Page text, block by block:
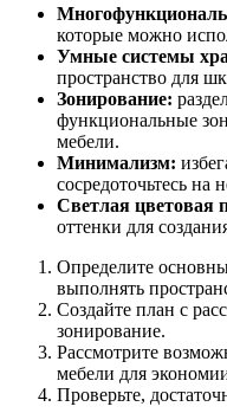
которые можно
Умные системы
пространство для
Зонирование:
функциональные
мебели.
Минимализм:
сосредоточьтесь на
Светлая цветовая
оттенки для
Определите
выполнять
Создайте план с
зонирование.
Рассмотрите
мебели для
Проверьте,